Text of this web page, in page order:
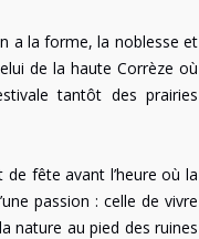
a la forme, la noblesse et
de la haute Corrèze où
tantôt des prairies
fête avant l’heure où la
passion : celle de vivre
nature au pied des ruines